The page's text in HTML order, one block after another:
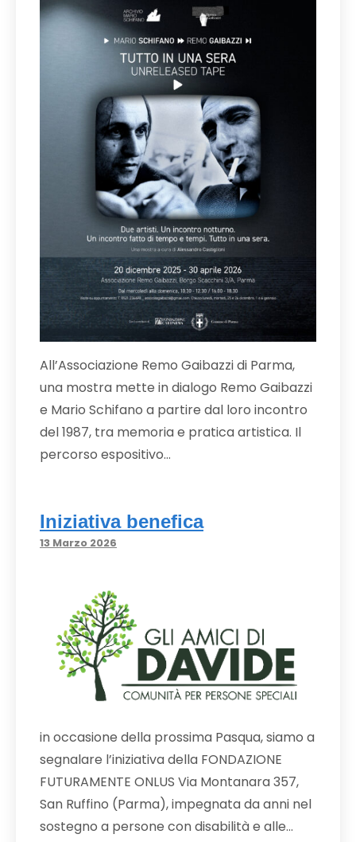
All’Associazione Remo Gaibazzi di Parma,
una mostra mette in dialogo Remo Gaibazzi
e Mario Schifano a partire dal loro incontro
del 1987, tra memoria e pratica artistica. Il
percorso espositivo…
Iniziativa benefica
13 Marzo 2026
in occasione della prossima Pasqua, siamo a
segnalare l’iniziativa della FONDAZIONE
FUTURAMENTE ONLUS Via Montanara 357,
San Ruffino (Parma), impegnata da anni nel
sostegno a persone con disabilità e alle…